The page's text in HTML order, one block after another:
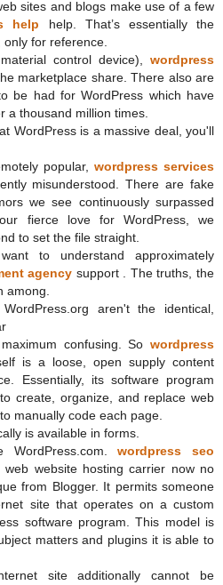
sites and blogs make use of a few
help help. That’s essentially the
for reference.
control device), wordpress
marketplace share. There also are
be had for WordPress which have
a thousand million times.
WordPress is a massive deal, you'll
popular, wordpress services
misunderstood. There are fake
we see continuously surpassed
fierce love for WordPress, we
to set the file straight.
to understand approximately
agency support . The truths, the
among.
aren't the identical,
confusing. So wordpress
is a loose, open supply content
Essentially, its software program
create, organize, and replace web
manually code each page.
is available in forms.
WordPress.com.wordpress seo
web website hosting carrier now no
from Blogger. It permits someone
site that operates on a custom
software program. This model is
matters and plugins it is able to
site additionally cannot be